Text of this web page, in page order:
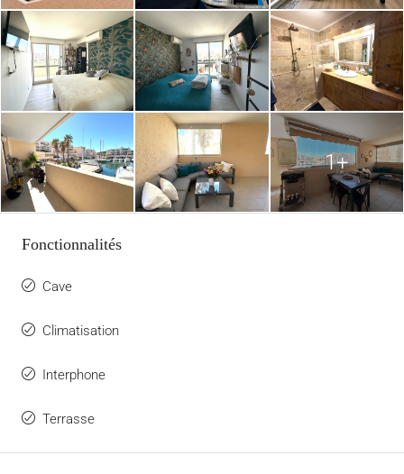
1+
Fonctionnalités
Cave
Climatisation
Interphone
Terrasse